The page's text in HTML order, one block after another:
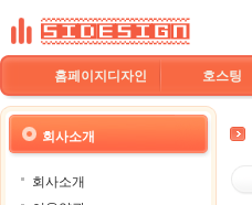
홈페이지디자인 호스팅
회사소개
회사소개